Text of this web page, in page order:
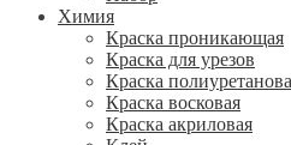
Химия
Краска проникающая
Краска для урезов
Краска
Краска восковая
Краска акриловая